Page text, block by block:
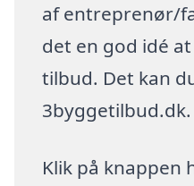
af entreprenør/
det en god idé
tilbud. Det kan
3byggetilbud.dk.
Klik på knappen